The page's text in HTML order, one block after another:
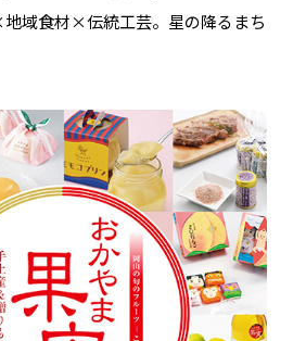
域食材×伝統工芸。星の降るまち